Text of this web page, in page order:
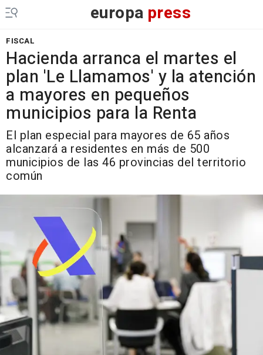
europa press
FISCAL
Hacienda arranca el martes el
plan 'Le Llamamos' y la atención
a mayores en pequeños
municipios para la Renta
El plan especial para mayores de 65 años
alcanzará a residentes en más de 500
municipios de las 46 provincias del territorio
común